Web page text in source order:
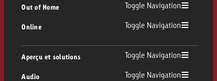
Out of Home Toggle Navigation
Out of Home
Affichage
Online Toggle Navigation
Aperçu et solutions Toggle Navigation
Audio Toggle Navigation